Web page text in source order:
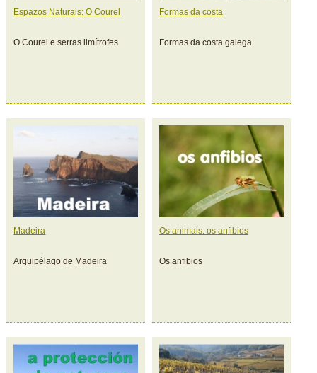
Espazos Naturais: O Courel
O Courel e serras limítrofes
Formas da costa
Formas da costa galega
Madeira
Arquipélago de Madeira
Os animais: os anfibios
Os anfibios